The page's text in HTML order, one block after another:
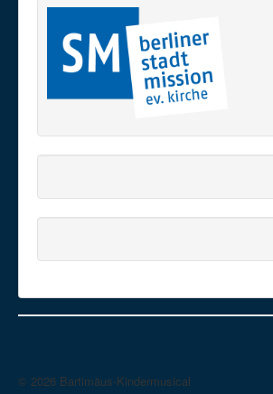
© 2026 Bartimäus-Kindermusical